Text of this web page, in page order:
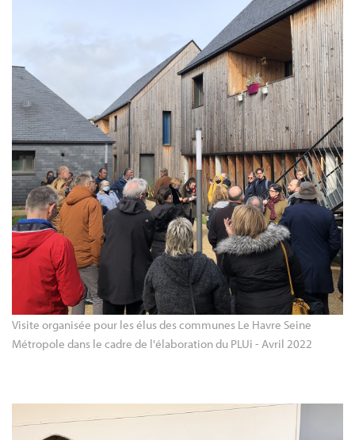
Visite organisée pour les élus des communes Le Havre Seine
Métropole dans le cadre de l'élaboration du PLUi - Avril 2022